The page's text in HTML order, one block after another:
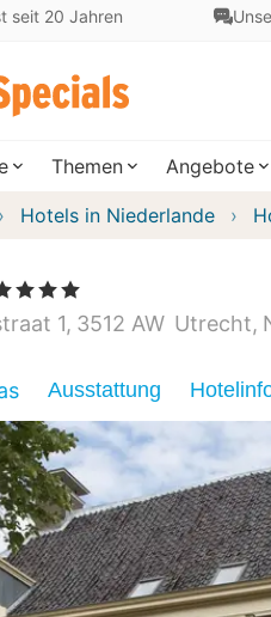
seit 20 Jahren
Themen Angebote
Hotels in Niederlande
Sterne
1 3512 AW Utrecht
Ausstattung